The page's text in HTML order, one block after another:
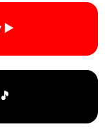
▶️ YouTube - WhereToFly
🎵 TikTok - travelers.tips